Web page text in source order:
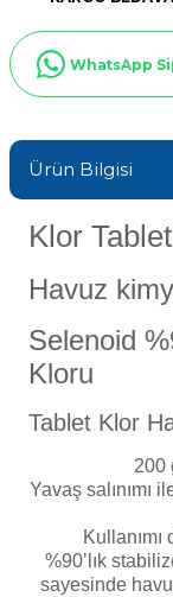
Alkalinite
Ayak
e Pool Expert
Havuz
Havuz Kış
Havuz
Havuz
Bahçe Süs
Endüstriyel
WhatsApp
Ürün Bilgisi
Klor
Havuz
Selenoid
Kloru
Tablet Klor
200
Yavaş salınımı
%90’lık
sayesinde